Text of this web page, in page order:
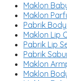
Maklon
Maklon
Pabrik
Maklon Lip
Pabrik Lip
Pabrik
Maklon
Maklon